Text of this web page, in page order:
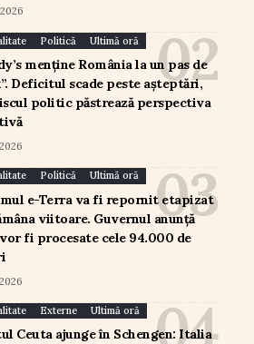
Politică Ultimă oră
menține România la un pas de
Deficitul scade peste așteptări,
politic păstrează perspectiva
Politică Ultimă oră
e-Terra va fi repornit etapizat
viitoare. Guvernul anunță
fi procesate cele 94.000 de
Externe Ultimă oră
Ceuta ajunge în Schengen: Italia